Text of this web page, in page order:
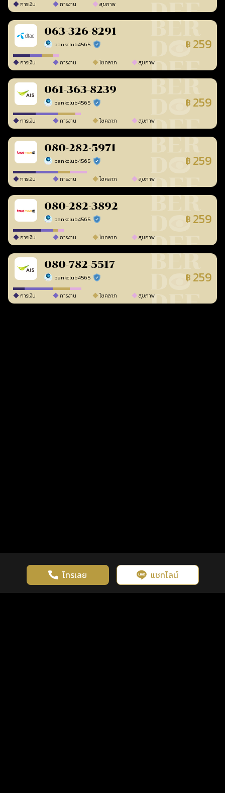
การเงิน การงาน สุขภาพ
063-326-8291
bankclub4565 ร้านยืนยันแล้ว ฿ 259
การเงิน การงาน โชคลาภ สุขภาพ
061-363-8239
bankclub4565 ร้านยืนยันแล้ว ฿ 259
การเงิน การงาน โชคลาภ สุขภาพ
080-282-5971
bankclub4565 ร้านยืนยันแล้ว ฿ 259
การเงิน การงาน โชคลาภ สุขภาพ
080-282-3892
bankclub4565 ร้านยืนยันแล้ว ฿ 259
การเงิน การงาน โชคลาภ สุขภาพ
080-782-5517
bankclub4565 ร้านยืนยันแล้ว ฿ 259
การเงิน การงาน โชคลาภ สุขภาพ
โทรเลย แชทไลน์
เว็บไซต์นี้มีการใช้งานคุกกี้ เพื่อเพิ่มประสิทธิภาพและประสบการณ์ที่ดี
ในการใช้งานเว็บไซต์ นโยบายความเป็นส่วนตัว
รู้ก่อน พร้อมกว่า ทุกจังหวะชีวิต คลิกดูดวงฟรี